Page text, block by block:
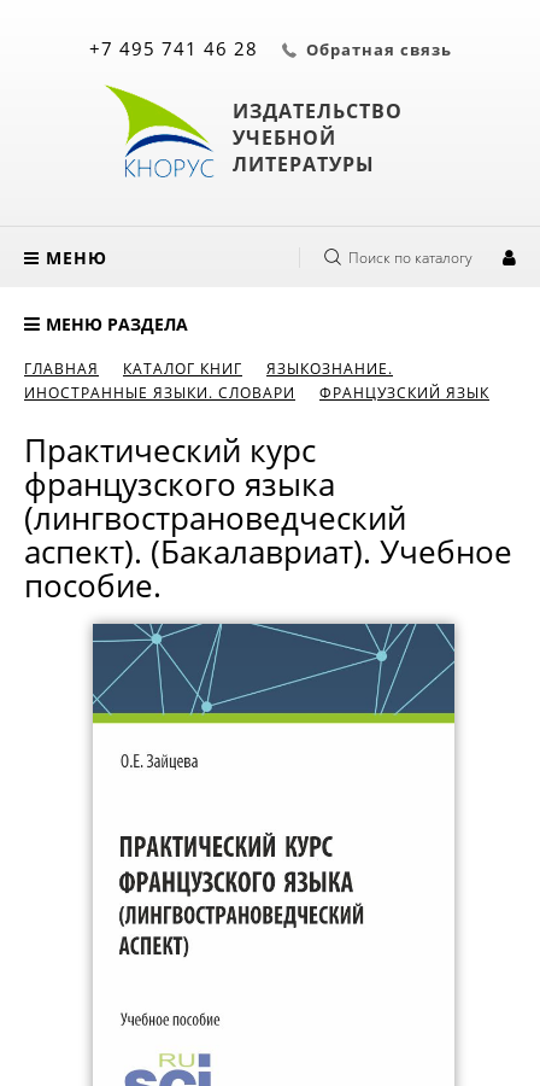
ИЗДАТЕЛЬСТВО
УЧЕБНОЙ
ЛИТЕРАТУРЫ
+7 495 741 46 28 Обратная связь
МЕНЮ Поиск по каталогу
МЕНЮ РАЗДЕЛА
ГЛАВНАЯ КАТАЛОГ КНИГ
ЯЗЫКОЗНАНИЕ.
ИНОСТРАННЫЕ ЯЗЫКИ. СЛОВАРИ
ФРАНЦУЗСКИЙ ЯЗЫК
Практический курс
французского языка
(лингвострановедческий
аспект). (Бакалавриат). Учебное
пособие.